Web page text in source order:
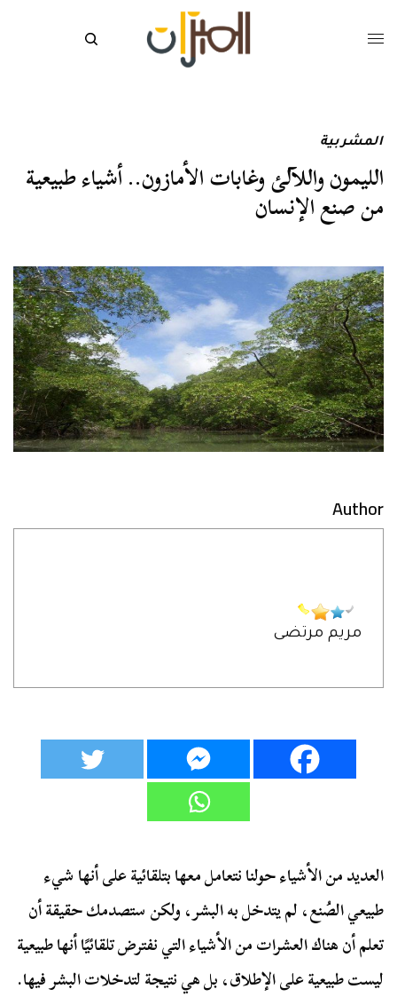
المشربية
الليمون واللآلئ وغابات الأمازون.. أشياء طبيعية
من صنع الإنسان
Author
مريم مرتضى
العديد من الأشياء حولنا نتعامل معها بتلقائية على أنها شيء
طبيعي الصُنع، لم يتدخل به البشر، ولكن ستصدمك حقيقة أن
تعلم أن هناك العشرات من الأشياء التي نفترض تلقائيًا أنها طبيعية
ليست طبيعية على الإطلاق، بل هي نتيجة لتدخلات البشر فيها.